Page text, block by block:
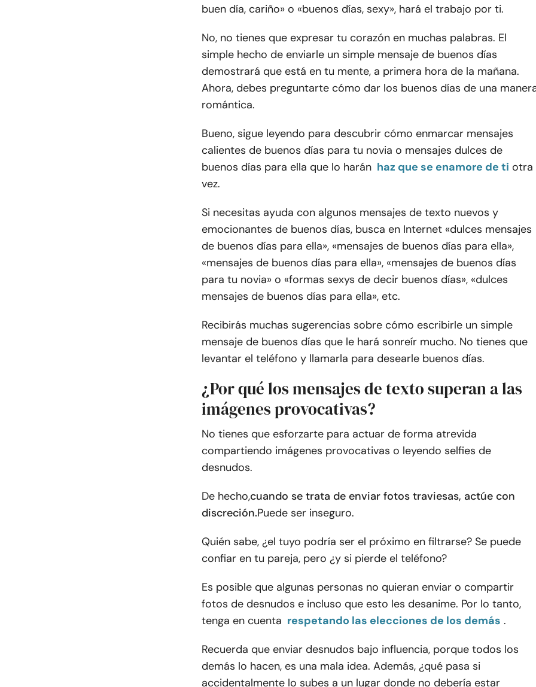
buen día, cariño» o «buenos días, sexy», hará el trabajo por ti.
No, no tienes que expresar tu corazón en muchas palabras. El
simple hecho de enviarle un simple mensaje de buenos días
demostrará que está en tu mente, a primera hora de la mañana.
Ahora, debes preguntarte cómo dar los buenos días de una
romántica.
Bueno, sigue leyendo para descubrir cómo enmarcar mensajes
calientes de buenos días para tu novia o mensajes dulces de
buenos días para ella que lo harán haz que se enamore de ti otra
vez.
Si necesitas ayuda con algunos mensajes de texto nuevos y
emocionantes de buenos días, busca en Internet «dulces mensajes
de buenos días para ella», «mensajes de buenos días para ella»,
«mensajes de buenos días para ella», «mensajes de buenos días
para tu novia» o «formas sexys de decir buenos días», «dulces
mensajes de buenos días para ella», etc.
Recibirás muchas sugerencias sobre cómo escribirle un simple
mensaje de buenos días que le hará sonreír mucho. No tienes que
levantar el teléfono y llamarla para desearle buenos días.
¿Por qué los mensajes de texto superan a las
imágenes provocativas?
No tienes que esforzarte para actuar de forma atrevida
compartiendo imágenes provocativas o leyendo selfies de
desnudos.
De hecho,cuando se trata de enviar fotos traviesas, actúe con
discreción.Puede ser inseguro.
Quién sabe, ¿el tuyo podría ser el próximo en filtrarse? Se puede
confiar en tu pareja, pero ¿y si pierde el teléfono?
Es posible que algunas personas no quieran enviar o compartir
fotos de desnudos e incluso que esto les desanime. Por lo tanto,
tenga en cuenta respetando las elecciones de los demás .
Recuerda que enviar desnudos bajo influencia, porque todos los
demás lo hacen, es una mala idea. Además, ¿qué pasa si
accidentalmente lo subes a un lugar donde no debería estar